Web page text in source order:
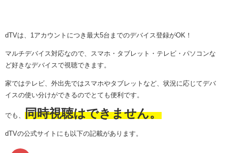
dTVは、1アカウントにつき最大5台までのデバイス登録がOK！
マルチデバイス対応なので、スマホ・タブレット・テレビ・パソコンな
ど好きなデバイスで視聴できます。
家ではテレビ、外出先ではスマホやタブレットなど、状況に応じてデバ
イスの使い分けができるのでとても便利です。
でも、 同時視聴はできません。
dTVの公式サイトにも以下の記載があります。